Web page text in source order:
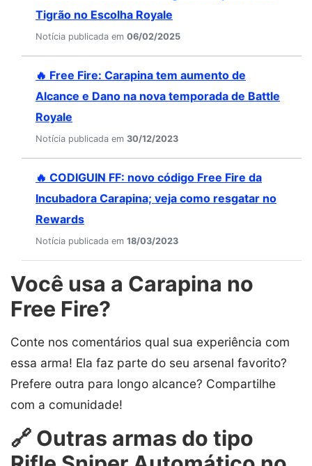
Tigrão no Escolha Royale
Notícia publicada em 06/02/2025
🔥 Free Fire: Carapina tem aumento de
Alcance e Dano na nova temporada de Battle
Royale
Notícia publicada em 30/12/2023
🔥 CODIGUIN FF: novo código Free Fire da
Incubadora Carapina; veja como resgatar no
Rewards
Notícia publicada em 18/03/2023
Você usa a Carapina no
Free Fire?
Conte nos comentários qual sua experiência com
essa arma! Ela faz parte do seu arsenal favorito?
Prefere outra para longo alcance? Compartilhe
com a comunidade!
🔗 Outras armas do tipo